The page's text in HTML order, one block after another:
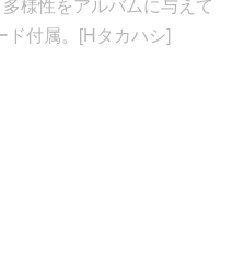
様性をアルバムに与えて
付属。[Hタカハシ]